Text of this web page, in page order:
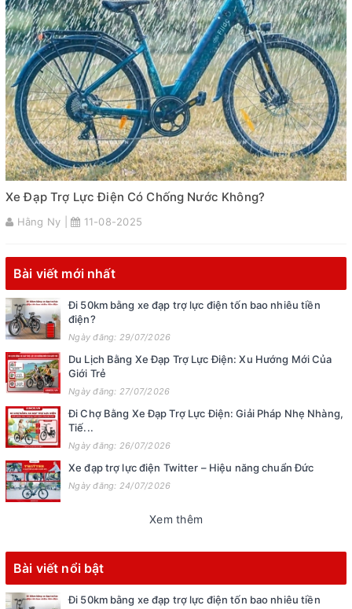
Xe Đạp Trợ Lực Điện Có Chống Nước Không?
Hằng Ny | 11-08-2025
Bài viết mới nhất
Đi 50km bằng xe đạp trợ lực điện tốn bao nhiêu tiền
điện?
Ngày đăng: 29/07/2026
Du Lịch Bằng Xe Đạp Trợ Lực Điện: Xu Hướng Mới Của
Giới Trẻ
Ngày đăng: 27/07/2026
Đi Chợ Bằng Xe Đạp Trợ Lực Điện: Giải Pháp Nhẹ Nhàng,
Tiế...
Ngày đăng: 26/07/2026
Xe đạp trợ lực điện Twitter – Hiệu năng chuẩn Đức
Ngày đăng: 24/07/2026
Xem thêm
Bài viết nổi bật
Đi 50km bằng xe đạp trợ lực điện tốn bao nhiêu tiền